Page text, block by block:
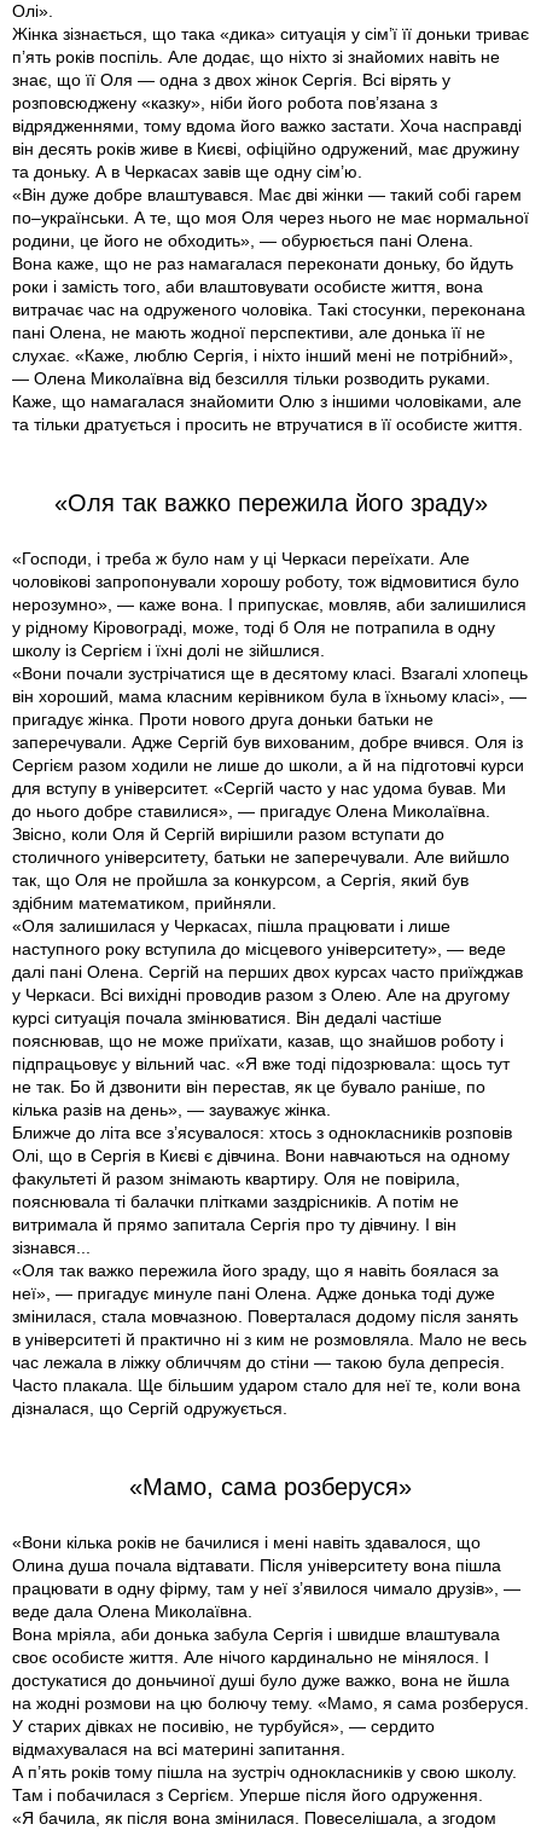
Олі».
Жінка зізнається, що така «дика» ситуація у сім’ї її доньки триває
п’ять років поспіль. Але додає, що ніхто зі знайомих навіть не
знає, що її Оля — одна з двох жінок Сергія. Всі вірять у
розповсюджену «казку», ніби його робота пов’язана з
відрядженнями, тому вдома його важко застати. Хоча насправді
він десять років живе в Києві, офіційно одружений, має дружину
та доньку. А в Черкасах завів ще одну сім’ю.
«Він дуже добре влаштувався. Має дві жінки — такий собі гарем
по–українськи. А те, що моя Оля через нього не має нормальної
родини, це його не обходить», — обурюється пані Олена.
Вона каже, що не раз намагалася переконати доньку, бо йдуть
роки і замість того, аби влаштовувати особисте життя, вона
витрачає час на одруженого чоловіка. Такі стосунки, переконана
пані Олена, не мають жодної перспективи, але донька її не
слухає. «Каже, люблю Сергія, і ніхто інший мені не потрібний»,
— Олена Миколаївна від безсилля тільки розводить руками.
Каже, що намагалася знайомити Олю з іншими чоловіками, але
та тільки дратується і просить не втручатися в її особисте життя.
«Оля так важко пережила його зраду»
«Господи, і треба ж було нам у ці Черкаси переїхати. Але
чоловікові запропонували хорошу роботу, тож відмовитися було
нерозумно», — каже вона. І припускає, мовляв, аби залишилися
у рідному Кіровограді, може, тоді б Оля не потрапила в одну
школу із Сергієм і їхні долі не зійшлися.
«Вони почали зустрічатися ще в десятому класі. Взагалі хлопець
він хороший, мама класним керівником була в їхньому класі», —
пригадує жінка. Проти нового друга доньки батьки не
заперечували. Адже Сергій був вихованим, добре вчився. Оля iз
Сергієм разом ходили не лише до школи, а й на підготовчі курси
для вступу в університет. «Сергій часто у нас удома бував. Ми
до нього добре ставилися», — пригадує Олена Миколаївна.
Звісно, коли Оля й Сергій вирішили разом вступати до
столичного університету, батьки не заперечували. Але вийшло
так, що Оля не пройшла за конкурсом, а Сергія, який був
здібним математиком, прийняли.
«Оля залишилася у Черкасах, пішла працювати і лише
наступного року вступила до місцевого університету», — веде
далі пані Олена. Сергій на перших двох курсах часто приїжджав
у Черкаси. Всі вихідні проводив разом з Олею. Але на другому
курсі ситуація почала змінюватися. Він дедалі частіше
пояснював, що не може приїхати, казав, що знайшов роботу і
підпрацьовує у вільний час. «Я вже тоді підозрювала: щось тут
не так. Бо й дзвонити він перестав, як це бувало раніше, по
кілька разів на день», — зауважує жінка.
Ближче до літа все з’ясувалося: хтось з однокласників розповів
Олі, що в Сергія в Києві є дівчина. Вони навчаються на одному
факультеті й разом знімають квартиру. Оля не повірила,
пояснювала ті балачки плітками заздрісників. А потім не
витримала й прямо запитала Сергія про ту дівчину. І він
зізнався...
«Оля так важко пережила його зраду, що я навіть боялася за
неї», — пригадує минуле пані Олена. Адже донька тоді дуже
змінилася, стала мовчазною. Поверталася додому після занять
в університеті й практично ні з ким не розмовляла. Мало не весь
час лежала в ліжку обличчям до стіни — такою була депресія.
Часто плакала. Ще більшим ударом стало для неї те, коли вона
дізналася, що Сергій одружується.
«Мамо, сама розберуся»
«Вони кілька років не бачилися і мені навіть здавалося, що
Олина душа почала відтавати. Після університету вона пішла
працювати в одну фірму, там у неї з’явилося чимало друзів», —
веде дала Олена Миколаївна.
Вона мріяла, аби донька забула Сергія і швидше влаштувала
своє особисте життя. Але нічого кардинально не мінялося. І
достукатися до доньчиної душі було дуже важко, вона не йшла
на жоднi розмови на цю болючу тему. «Мамо, я сама розберуся.
У старих дівках не посивію, не турбуйся», — сердито
відмахувалася на всі материні запитання.
А п’ять років тому пішла на зустріч однокласників у свою школу.
Там і побачилася з Сергієм. Уперше після його одруження.
«Я бачила, як після вона змінилася. Повеселішала, а згодом